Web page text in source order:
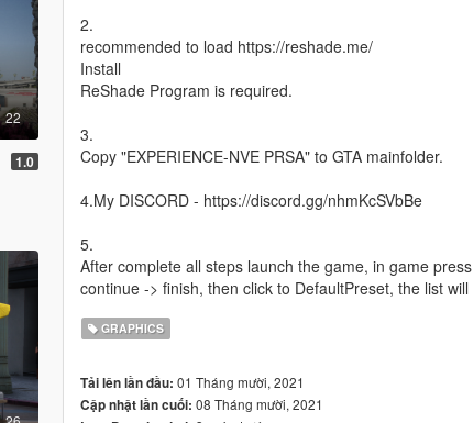
22
1.0
2.
recommended to load https://reshade.me/
Install
ReShade Program is required.
3.
Copy "EXPERIENCE-NVE PRSA" to GTA mainfolder.
4.My DISCORD - https://discord.gg/nhmKcSVbBe
5.
After complete all steps launch the game, in game
continue -> finish, then click to DefaultPreset, the list
GRAPHICS
Tải lên lần đầu: 01 Tháng mười, 2021
Cập nhật lần cuối: 08 Tháng mười, 2021